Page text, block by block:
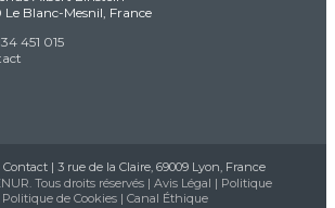
Le Blanc-Mesnil, France
451 015
Contact | 3 rue de la Claire, 69009 Lyon, France
Tous droits réservés | Avis Légal | Politique
Politique de Cookies | Canal Éthique